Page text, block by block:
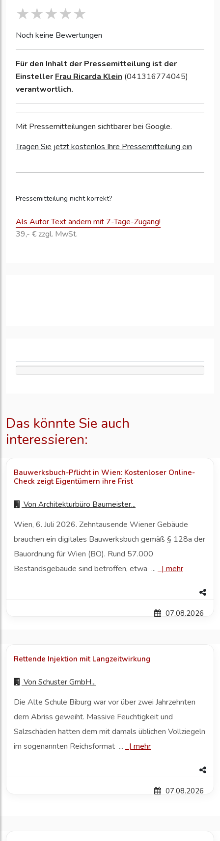
Noch keine Bewertungen
Für den Inhalt der Pressemitteilung ist der
Einsteller Frau Ricarda Klein (041316774045)
verantwortlich.
Mit Pressemitteilungen sichtbarer bei Google.
Tragen Sie jetzt kostenlos Ihre Pressemitteilung ein
Pressemitteilung nicht korrekt?
Als Autor Text ändern mit 7-Tage-Zugang!
39,- € zzgl. MwSt.
Das könnte Sie auch
interessieren:
Bauwerksbuch-Pflicht in Wien: Kostenloser Online-
Check zeigt Eigentümern ihre Frist
Von Architekturbüro Baumeister...
Wien, 6. Juli 2026. Zehntausende Wiener Gebäude
brauchen ein digitales Bauwerksbuch gemäß § 128a der
Bauordnung für Wien (BO). Rund 57.000
Bestandsgebäude sind betroffen, etwa ...
| mehr
07.08.2026
Rettende Injektion mit Langzeitwirkung
Von Schuster GmbH...
Die Alte Schule Biburg war vor über zwei Jahrzehnten
dem Abriss geweiht. Massive Feuchtigkeit und
Salzschäden hatten dem mit damals üblichen Vollziegeln
im sogenannten Reichsformat ...
| mehr
07.08.2026